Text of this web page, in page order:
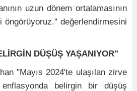
uzun dönem ortalamasının
öngörüyoruz." değerlendirmesini
DÜŞÜŞ YAŞANIYOR"
"Mayıs 2024'te ulaşılan zirve
enflasyonda belirgin bir düşüş